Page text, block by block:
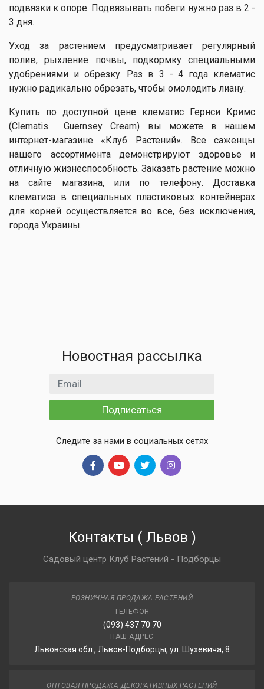
подвязки к опоре. Подвязывать побеги нужно раз в 2 -
3 дня.
Уход за растением предусматривает регулярный
полив, рыхление почвы, подкормку специальными
удобрениями и обрезку. Раз в 3 - 4 года клематис
нужно радикально обрезать, чтобы омолодить лиану.
Купить по доступной цене клематис Гернси Кримс
(Clematis Guernsey Cream) вы можете в нашем
интернет-магазине «Клуб Растений». Все саженцы
нашего ассортимента демонстрируют здоровье и
отличную жизнеспособность. Заказать растение можно
на сайте магазина, или по телефону. Доставка
клематиса в специальных пластиковых контейнерах
для корней осуществляется во все, без исключения,
города Украины.
Новостная рассылка
Email адрес
Подписаться
Следите за нами в социальных сетях
Контакты ( Львов )
Садовый центр Клуб Растений - Подборцы
РОЗНИЧНАЯ ПРОДАЖА РАСТЕНИЙ
ТЕЛЕФОН
(093) 437 70 70
НАШ АДРЕС
Львовская обл., Львов-Подборцы, ул. Шухевича, 8
ОПТОВАЯ ПРОДАЖА ДЕКОРАТИВНЫХ РАСТЕНИЙ